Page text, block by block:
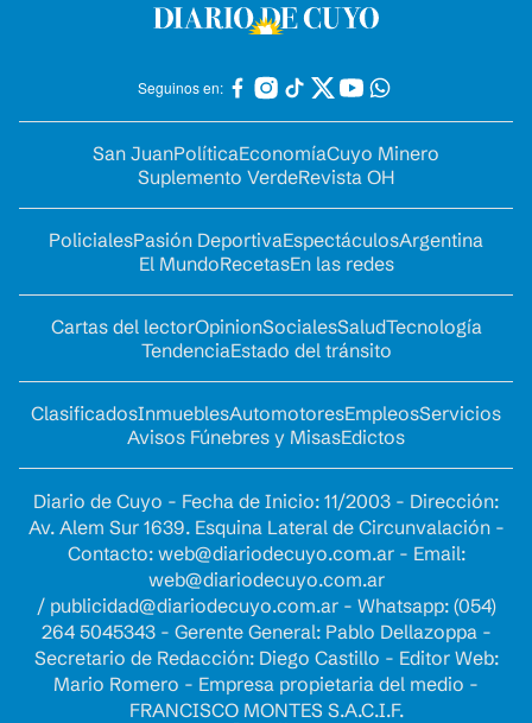
Seguinos en:
San JuanPolíticaEconomíaCuyo Minero
Suplemento VerdeRevista OH
PolicialesPasión DeportivaEspectáculosArgentina
El MundoRecetasEn las redes
Cartas del lectorOpinionSocialesSaludTecnología
TendenciaEstado del tránsito
ClasificadosInmueblesAutomotoresEmpleosServicios
Avisos Fúnebres y MisasEdictos
Diario de Cuyo - Fecha de Inicio: 11/2003 - Dirección:
Av. Alem Sur 1639. Esquina Lateral de Circunvalación -
Contacto: web@diariodecuyo.com.ar- Email:
web@diariodecuyo.com.ar
/ publicidad@diariodecuyo.com.ar- Whatsapp: (054)
264 5045343 - Gerente General: Pablo Dellazoppa -
Secretario de Redacción: Diego Castillo - Editor Web:
Mario Romero - Empresa propietaria del medio -
FRANCISCO MONTES S.A.C.I.F.